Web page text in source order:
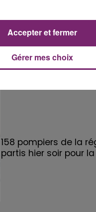
de Frelinghien !
158 pompiers de la
partis hier soir pour
Gérer mes choix
Accepter et fermer